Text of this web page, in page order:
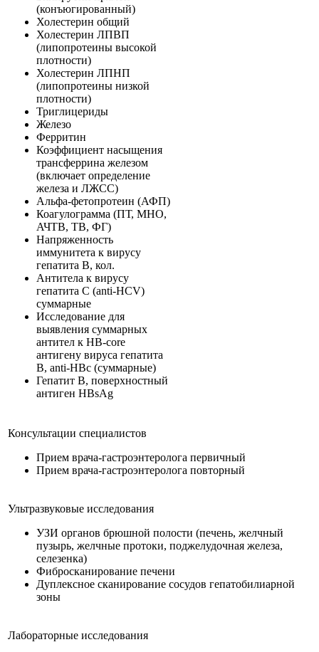
(конъюгированный)
Холестерин общий
Холестерин ЛПВП
(липопротеины высокой
плотности)
Холестерин ЛПНП
(липопротеины низкой
плотности)
Триглицериды
Железо
Ферритин
Коэффициент насыщения
трансферрина железом
(включает определение
железа и ЛЖСС)
Альфа-фетопротеин (АФП)
Коагулограмма (ПТ, МНО,
АЧТВ, ТВ, ФГ)
Напряженность
иммунитета к вирусу
гепатита В, кол.
Антитела к вирусу
гепатита С (anti-HCV)
суммарные
Исследование для
выявления суммарных
антител к HB-core
антигену вируса гепатита
В, anti-HBc (суммарные)
Гепатит B, поверхностный
антиген HBsAg
Консультации специалистов
Прием врача-гастроэнтеролога первичный
Прием врача-гастроэнтеролога повторный
Ультразвуковые исследования
УЗИ органов брюшной полости (печень, желчный
пузырь, желчные протоки, поджелудочная железа,
селезенка)
Фибросканирование печени
Дуплексное сканирование сосудов гепатобилиарной
зоны
Лабораторные исследования